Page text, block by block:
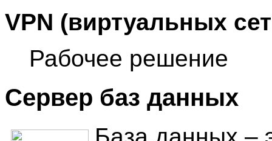
VPN (виртуальных
Рабочее решение
Сервер баз данных